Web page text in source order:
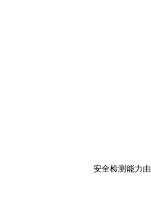
安全检测能力由